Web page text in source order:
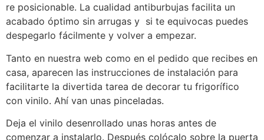
re posicionable. La cualidad antiburbujas facilita un
acabado óptimo sin arrugas y si te equivocas puedes
despegarlo fácilmente y volver a empezar.
Tanto en nuestra web como en el pedido que recibes en
casa, aparecen las instrucciones de instalación para
facilitarte la divertida tarea de decorar tu frigorífico
con vinilo. Ahí van unas pinceladas.
Deja el vinilo desenrollado unas horas antes de
comenzar a instalarlo. Después colócalo sobre la puerta